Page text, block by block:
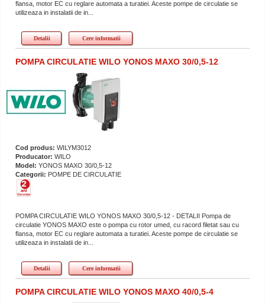
flansa, motor EC cu reglare automata a turatiei. Aceste pompe de circulatie se
utilizeaza in instalatii de in...
Detalii Cere informatii
POMPA CIRCULATIE WILO YONOS MAXO 30/0,5-12
Cod produs: WILYM3012
Producator: WILO
Model: YONOS MAXO 30/0,5-12
Categorii: POMPE DE CIRCULATIE
POMPA CIRCULATIE WILO YONOS MAXO 30/0,5-12 - DETALII Pompa de
circulatie YONOS MAXO este o pompa cu rotor umed, cu racord filetat sau cu
flansa, motor EC cu reglare automata a turatiei. Aceste pompe de circulatie se
utilizeaza in instalatii de in...
Detalii Cere informatii
POMPA CIRCULATIE WILO YONOS MAXO 40/0,5-4